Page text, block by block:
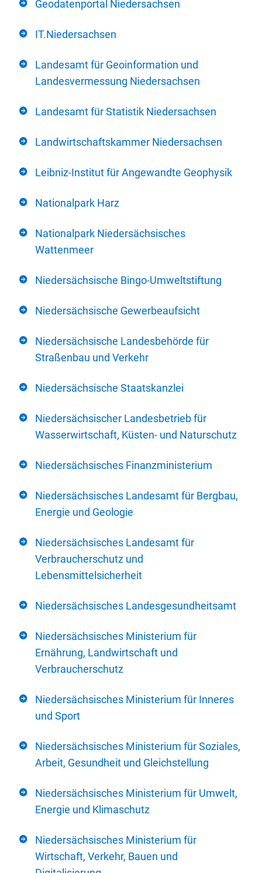
Geodatenportal Niedersachsen
IT.Niedersachsen
Landesamt für Geoinformation und
Landesvermessung Niedersachsen
Landesamt für Statistik Niedersachsen
Landwirtschaftskammer Niedersachsen
Leibniz-Institut für Angewandte Geophysik
Nationalpark Harz
Nationalpark Niedersächsisches
Wattenmeer
Niedersächsische Bingo-Umweltstiftung
Niedersächsische Gewerbeaufsicht
Niedersächsische Landesbehörde für
Straßenbau und Verkehr
Niedersächsische Staatskanzlei
Niedersächsischer Landesbetrieb für
Wasserwirtschaft, Küsten- und Naturschutz
Niedersächsisches Finanzministerium
Niedersächsisches Landesamt für Bergbau,
Energie und Geologie
Niedersächsisches Landesamt für
Verbraucherschutz und
Lebensmittelsicherheit
Niedersächsisches Landesgesundheitsamt
Niedersächsisches Ministerium für
Ernährung, Landwirtschaft und
Verbraucherschutz
Niedersächsisches Ministerium für Inneres
und Sport
Niedersächsisches Ministerium für Soziales,
Arbeit, Gesundheit und Gleichstellung
Niedersächsisches Ministerium für Umwelt,
Energie und Klimaschutz
Niedersächsisches Ministerium für
Wirtschaft, Verkehr, Bauen und